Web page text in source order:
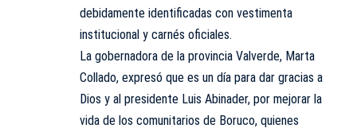
debidamente identificadas con vestimenta
institucional y carnés oficiales.
La gobernadora de la provincia Valverde, Marta
Collado, expresó que es un día para dar gracias a
Dios y al presidente Luis Abinader, por mejorar la
vida de los comunitarios de Boruco, quienes